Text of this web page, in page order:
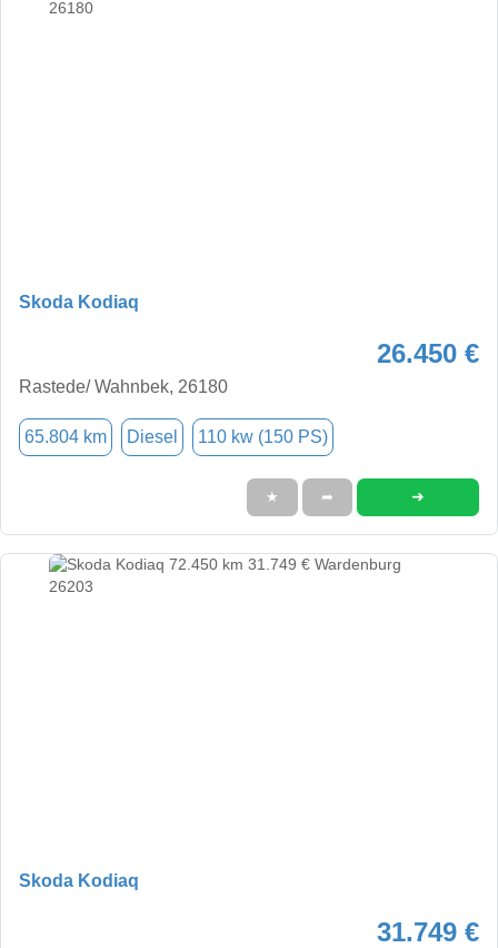
Skoda Kodiaq
26.450 €
Rastede/ Wahnbek, 26180
65.804 km Diesel 110 kw (150 PS)
★ ➦ ➜
Skoda Kodiaq
31.749 €